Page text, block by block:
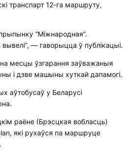
транспарт 12-га маршруту,
“Міжнародная”.
— гаворыцца ў публікацыі.
месцы ўзгарання заўважаныя
і дзве машыны хуткай дапамогі.
аўтобусаў у Беларусі
раёне (Брэсцкая вобласць)
які рухаўся па маршруце